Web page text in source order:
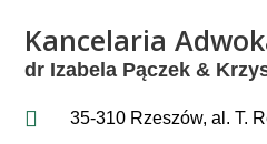
Kancelaria
dr Izabela Pączek &
35-310 Rzeszów, al. T.